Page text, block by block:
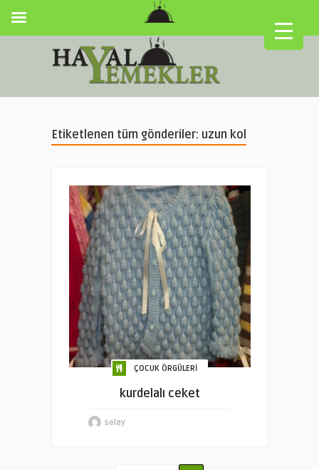
Etiketlenen tüm gönderiler: uzun kol
ÇOCUK ÖRGÜLERİ
kurdelalı ceket
selay